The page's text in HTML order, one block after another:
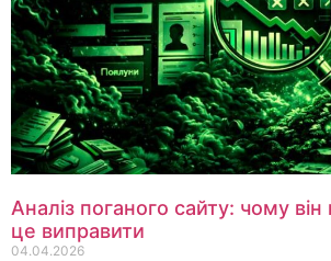
Аналіз поганого сайту: чому
це виправити
04.04.2026